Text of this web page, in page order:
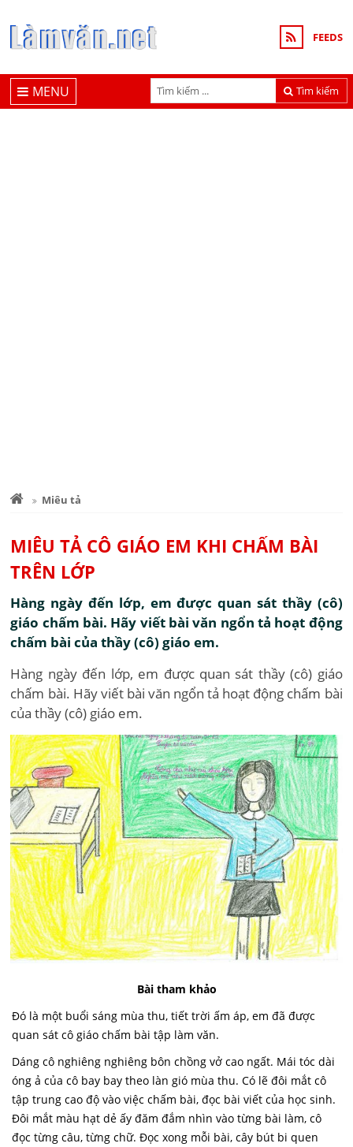
FEEDS
Tìm kiếm
MENU
Miêu tả
MIÊU TẢ CÔ GIÁO EM KHI CHẤM BÀI
TRÊN LỚP
Hàng ngày đến lớp, em được quan sát thầy (cô)
giáo chấm bài. Hãy viết bài văn ngổn tả hoạt động
chấm bài của thầy (cô) giáo em.
Hàng ngày đến lớp, em được quan sát thầy (cô) giáo
chấm bài. Hãy viết bài văn ngổn tả hoạt động chấm bài
của thầy (cô) giáo em.
Bài tham khảo
Đó là một buổi sáng mùa thu, tiết trời ấm áp, em đã được
quan sát cô giáo chấm bài tập làm văn.
Dáng cô nghiêng nghiêng bôn chồng vở cao ngất. Mái tóc dài
óng ả của cô bay bay theo làn gió mùa thu. Có lẽ đôi mắt cô
tập trung cao độ vào việc chấm bài, đọc bài viết của học sinh.
Đôi mắt màu hạt dẻ ấy đăm đắm nhìn vào từng bài làm, cô
đọc từng câu, từng chữ. Đọc xong mỗi bài, cây bút bi quen